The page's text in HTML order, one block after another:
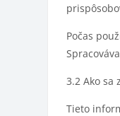
Počas
3.2 Ako sa
Tieto